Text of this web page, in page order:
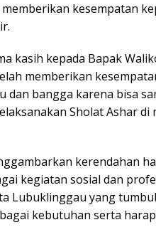
kesempatan
kasih kepada Bapak
memberikan
dan bangga karena bisa
Sholat Ashar
kerendahan
kegiatan sosial dan
Lubuklinggau yang
kebutuhan serta